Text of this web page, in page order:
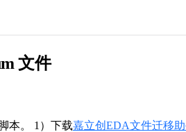
文件
本。 1）下载嘉立创EDA文件迁移